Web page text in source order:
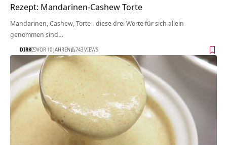
Rezept: Mandarinen-Cashew Torte
Mandarinen, Cashew, Torte - diese drei Worte für sich allein
genommen sind…
DIRK VOR 10 JAHREN 743 VIEWS